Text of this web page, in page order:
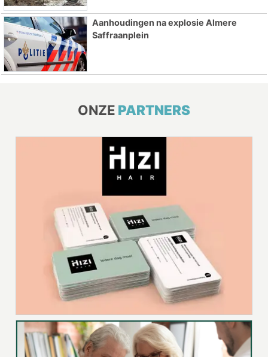
Aanhoudingen na explosie Almere
Saffraanplein
ONZE PARTNERS